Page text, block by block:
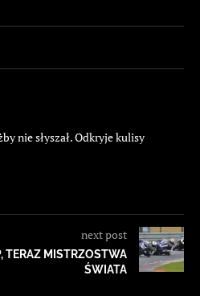
nie słyszał. Odkryje kulisy
next post
TERAZ MISTRZOSTWA
ŚWIATA